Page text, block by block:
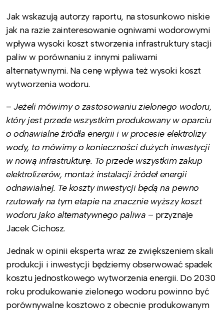
Jak wskazują autorzy raportu, na stosunkowo niskie
jak na razie zainteresowanie ogniwami wodorowymi
wpływa wysoki koszt stworzenia infrastruktury stacji
paliw w porównaniu z innymi paliwami
alternatywnymi. Na cenę wpływa też wysoki koszt
wytworzenia wodoru.
–Jeżeli mówimy o zastosowaniu zielonego wodoru,
który jest przede wszystkim produkowany w oparciu
o odnawialne źródła energii i w procesie elektrolizy
wody, to mówimy o konieczności dużych inwestycji
w nową infrastrukturę. To przede wszystkim zakup
elektrolizerów, montaż instalacji źródeł energii
odnawialnej. Te koszty inwestycji będą na pewno
rzutowały na tym etapie na znacznie wyższy koszt
wodoru jako alternatywnego paliwa – przyznaje
Jacek Cichosz.
Jednak w opinii eksperta wraz ze zwiększeniem skali
produkcji i inwestycji będziemy obserwować spadek
kosztu jednostkowego wytworzenia energii. Do 2030
roku produkowanie zielonego wodoru powinno być
porównywalne kosztowo z obecnie produkowanym